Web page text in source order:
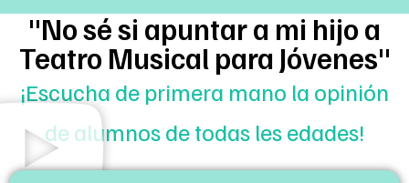
"No sé si apuntar a mi hijo a
Teatro Musical para Jóvenes"
¡Escucha de primera mano la opinión
de alumnos de todas les edades!